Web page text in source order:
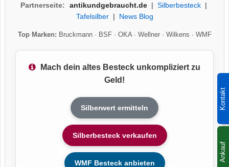
Kontakt
Ankauf
Partnerseite: antikundgebraucht.de| Silberbesteck|
Tafelsilber| News Blog
Top Marken: Bruckmann· BSF· OKA· Wellner· Wilkens · WMF
Mach dein altes Besteck unkompliziert zu
Geld!
Silberwert ermitteln
Silberbesteck verkaufen
WMF Besteck anbieten